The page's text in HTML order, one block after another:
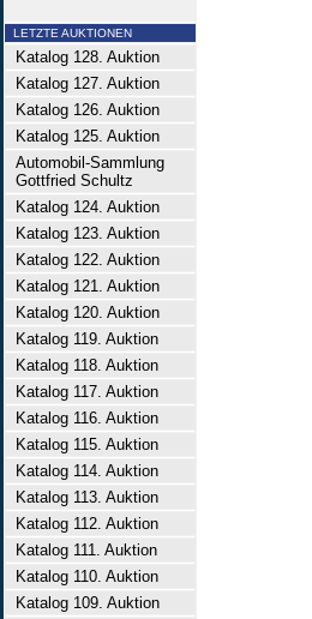
LETZTE AUKTIONEN
Katalog 128. Auktion
Katalog 127. Auktion
Katalog 126. Auktion
Katalog 125. Auktion
Automobil-Sammlung
Gottfried Schultz
Katalog 124. Auktion
Katalog 123. Auktion
Katalog 122. Auktion
Katalog 121. Auktion
Katalog 120. Auktion
Katalog 119. Auktion
Katalog 118. Auktion
Katalog 117. Auktion
Katalog 116. Auktion
Katalog 115. Auktion
Katalog 114. Auktion
Katalog 113. Auktion
Katalog 112. Auktion
Katalog 111. Auktion
Katalog 110. Auktion
Katalog 109. Auktion